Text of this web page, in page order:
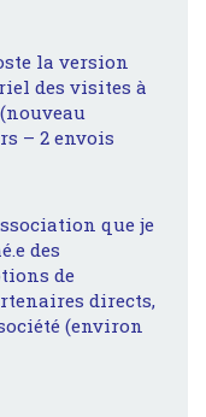
la version
des visites à
– 2 envois
que je
des
de
directs,
(environ